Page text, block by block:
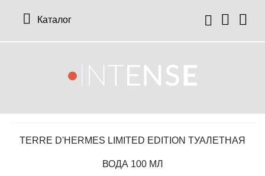
Каталог
TERRE D'HERMES LIMITED EDITION ТУАЛЕТНАЯ
ВОДА 100 МЛ
12 Parfumeurs Francais
19-69
27 87 Perfumes
Отзывы
Доставка
История заказов
Рассылка новостей